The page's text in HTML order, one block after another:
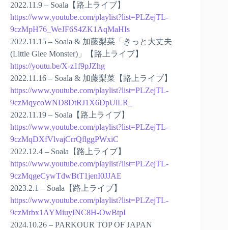
2022.11.9 – Soala【路上ライブ】
https://www.youtube.com/playlist?list=PLZejTL-
9czMpH76_WeJF6S4ZK1AqMaHIs
2022.11.15 – Soala & 加藤梨菜「きっと大丈夫
(Little Glee Monster)」【路上ライブ】
https://youtu.be/X-z1f9pJZhg
2022.11.16 – Soala & 加藤梨菜【路上ライブ】
https://www.youtube.com/playlist?list=PLZejTL-
9czMqycoWND8DtRJ1X6DpUlLR_
2022.11.19 – Soala【路上ライブ】
https://www.youtube.com/playlist?list=PLZejTL-
9czMqDXfVlvajCrrQflggPWxiC
2022.12.4 – Soala【路上ライブ】
https://www.youtube.com/playlist?list=PLZejTL-
9czMqgeCywTdwBtT1jenI0JJAE
2023.2.1 – Soala【路上ライブ】
https://www.youtube.com/playlist?list=PLZejTL-
9czMrbx1AYMiuyINC8H-OwBtpI
2024.10.26 – PARKOUR TOP OF JAPAN